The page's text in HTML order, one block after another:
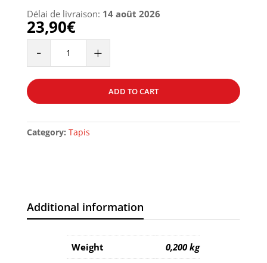
Délai de livraison: 14 août 2026
23,90€
-
pliable
avec
-
GRIS
+
ADD TO CART
Category: Tapis
Additional information
Weight 0,200 kg